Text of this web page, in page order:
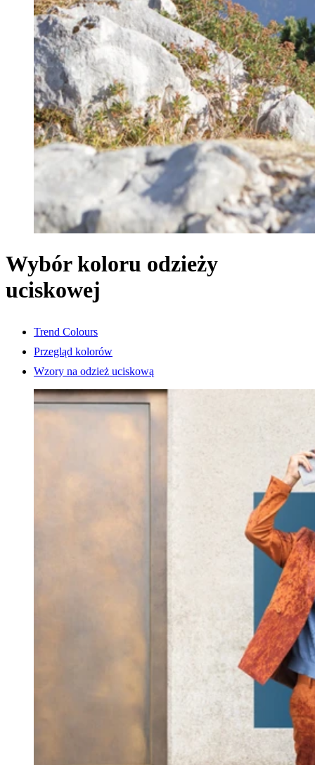
Wybór koloru odzieży
uciskowej
Trend Colours
Przegląd kolorów
Wzory na odzież uciskową